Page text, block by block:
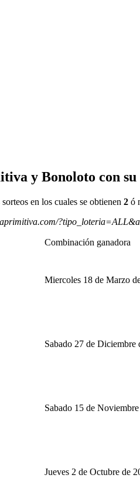
y Bonoloto con
en los cuales se obtienen 2 ó
Combinación ganadora
Miercoles 18 de Marzo
Sabado 27 de Diciembre
Sabado 15 de
Jueves 2 de Octubre de